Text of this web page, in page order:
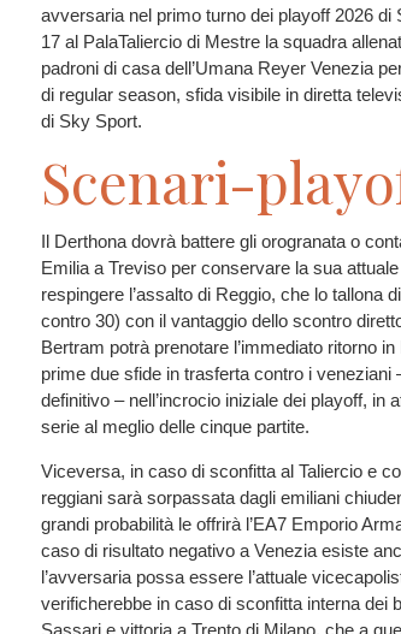
avversaria nel primo turno dei playoff 2026 di
17 al PalaTaliercio di Mestre la squadra
padroni di casa dell’Umana Reyer Venezia
di regular season, sfida visibile in diretta
di Sky Sport.
Scenari-
Il Derthona dovrà battere gli orogranata o
Emilia a Treviso per conservare la sua
respingere l’assalto di Reggio, che lo tallona
contro 30) con il vantaggio dello scontro
Bertram potrà prenotare l’immediato ritorno
prime due sfide in trasferta contro i veneziani
definitivo – nell’incrocio iniziale dei playoff, in
serie al meglio delle cinque partite.
Viceversa, in caso di sconfitta al Taliercio e
reggiani sarà sorpassata dagli emiliani
grandi probabilità le offrirà l’EA7 Emporio
caso di risultato negativo a Venezia esiste
l’avversaria possa essere l’attuale
verificherebbe in caso di sconfitta interna dei
Sassari e vittoria a Trento di Milano, che a